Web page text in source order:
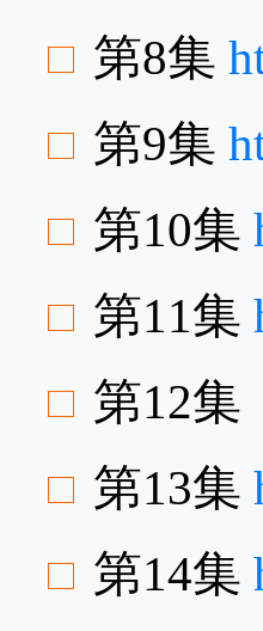
第8集
第9集
第10集
第11集
第12集
第13集
第14集